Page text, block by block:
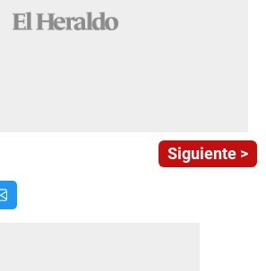
Siguiente >